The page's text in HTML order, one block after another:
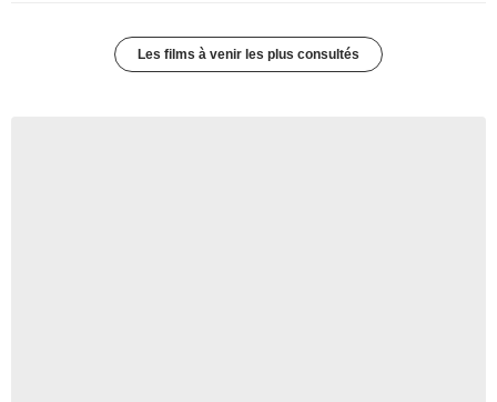
Les films à venir les plus consultés